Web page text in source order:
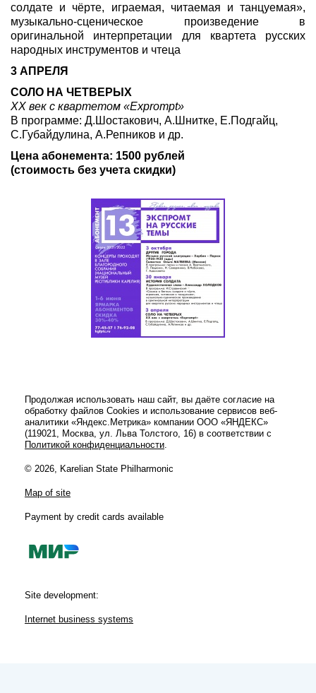
солдате и чёрте, играемая, читаемая и танцуемая»,
музыкально-сценическое произведение в
оригинальной интерпретации для квартета русских
народных инструментов и чтеца
3 АПРЕЛЯ
СОЛО НА ЧЕТВЕРЫХ
XX век с квартетом «Exprompt»
В программе: Д.Шостакович, А.Шнитке, Е.Подгайц,
С.Губайдулина, А.Репников и др.
Цена абонемента: 1500 рублей
(стоимость без учета скидки)
Продолжая использовать наш сайт, вы даёте согласие на
обработку файлов Cookies и использование сервисов веб-
аналитики «Яндекс.Метрика» компании ООО «ЯНДЕКС»
(119021, Москва, ул. Льва Толстого, 16) в соответствии с
Политикой конфиденциальности.
© 2026, Karelian State Philharmonic
Map of site
Payment by credit cards available
Site development:
Internet business systems